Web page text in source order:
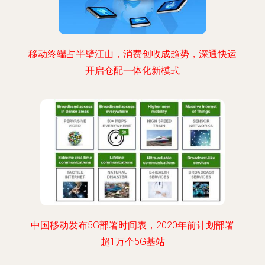
移动终端占半壁江山，消费创收成趋势，深通快运
开启仓配一体化新模式
中国移动发布5G部署时间表，2020年前计划部署
超1万个5G基站